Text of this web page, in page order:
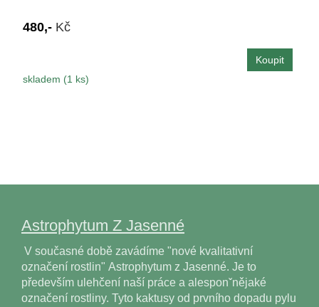
480,- Kč
skladem (1 ks)
Astrophytum Z Jasenné
V současné době zavádíme "nové kvalitativní
označení rostlin" Astrophytum z Jasenné. Je to
především ulehčení naší práce a alesponˇnějaké
označení rostliny. Tyto kaktusy od prvního dopadu pylu